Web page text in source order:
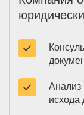
Анализ
исхода